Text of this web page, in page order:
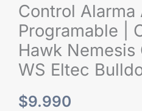
Control Alarma
Programable |
Hawk Nemesis
WS Eltec
$9.990